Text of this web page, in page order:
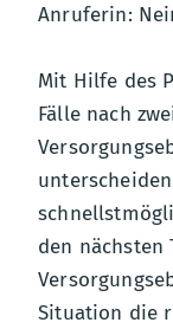
Anruferin:
Mit Hilfe des
Fälle nach
den nächsten
Situation die